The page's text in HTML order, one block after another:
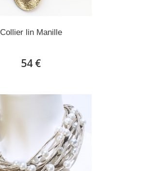
Collier lin Manille
54 €